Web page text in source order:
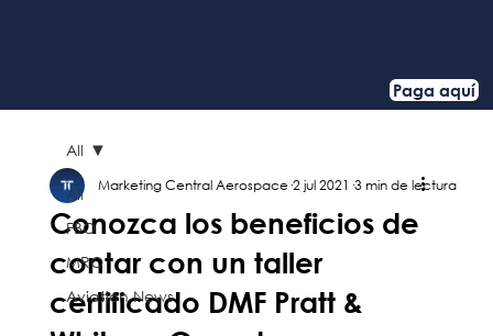
Paga aquí
All
FBO
MRO
Aviation News
All
Conozca los beneficios de
contar con un taller
certificado DMF Pratt &
Marketing Central Aerospace 2 jul 2021 3 min de lectura